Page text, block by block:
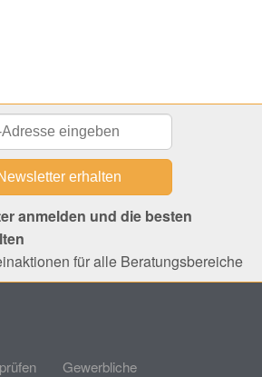
anmelden und die besten
für alle Beratungsbereiche
Gewerbliche